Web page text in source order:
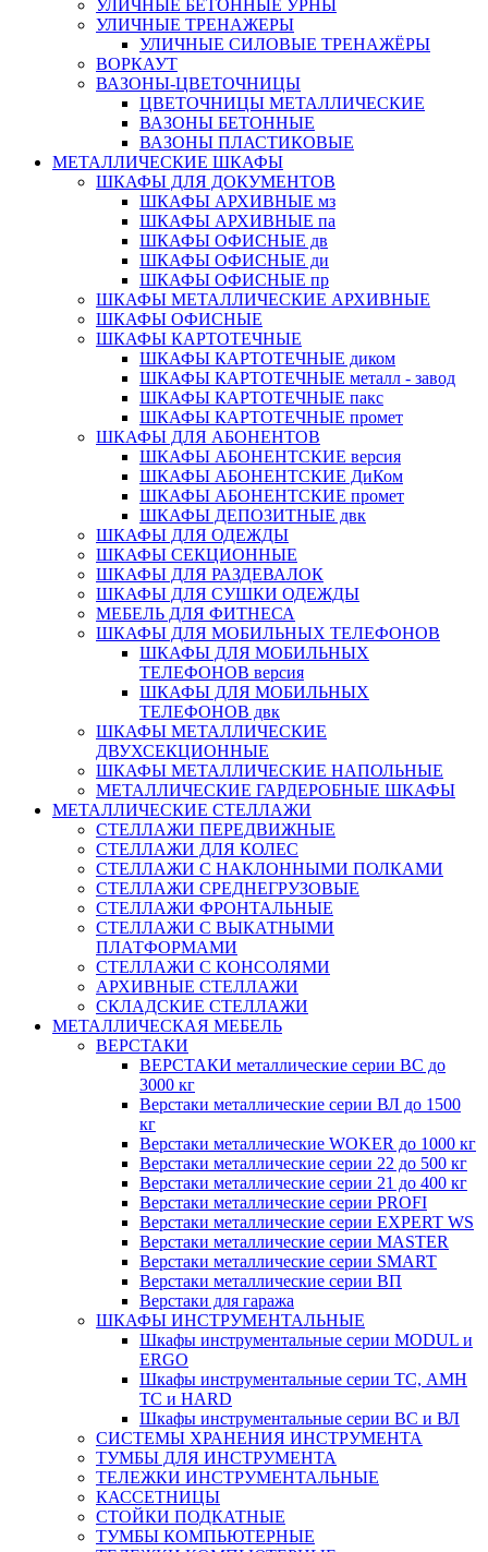
УЛИЧНЫЕ БЕТОННЫЕ УРНЫ
УЛИЧНЫЕ ТРЕНАЖЕРЫ
УЛИЧНЫЕ СИЛОВЫЕ ТРЕНАЖЁРЫ
ВОРКАУТ
ВАЗОНЫ-ЦВЕТОЧНИЦЫ
ЦВЕТОЧНИЦЫ МЕТАЛЛИЧЕСКИЕ
ВАЗОНЫ БЕТОННЫЕ
ВАЗОНЫ ПЛАСТИКОВЫЕ
МЕТАЛЛИЧЕСКИЕ ШКАФЫ
ШКАФЫ ДЛЯ ДОКУМЕНТОВ
ШКАФЫ АРХИВНЫЕ мз
ШКАФЫ АРХИВНЫЕ па
ШКАФЫ ОФИСНЫЕ дв
ШКАФЫ ОФИСНЫЕ ди
ШКАФЫ ОФИСНЫЕ пр
ШКАФЫ МЕТАЛЛИЧЕСКИЕ АРХИВНЫЕ
ШКАФЫ ОФИСНЫЕ
ШКАФЫ КАРТОТЕЧНЫЕ
ШКАФЫ КАРТОТЕЧНЫЕ диком
ШКАФЫ КАРТОТЕЧНЫЕ металл - завод
ШКАФЫ КАРТОТЕЧНЫЕ пакс
ШКАФЫ КАРТОТЕЧНЫЕ промет
ШКАФЫ ДЛЯ АБОНЕНТОВ
ШКАФЫ АБОНЕНТСКИЕ версия
ШКАФЫ АБОНЕНТСКИЕ ДиКом
ШКАФЫ АБОНЕНТСКИЕ промет
ШКАФЫ ДЕПОЗИТНЫЕ двк
ШКАФЫ ДЛЯ ОДЕЖДЫ
ШКАФЫ СЕКЦИОННЫЕ
ШКАФЫ ДЛЯ РАЗДЕВАЛОК
ШКАФЫ ДЛЯ СУШКИ ОДЕЖДЫ
МЕБЕЛЬ ДЛЯ ФИТНЕСА
ШКАФЫ ДЛЯ МОБИЛЬНЫХ ТЕЛЕФОНОВ
ШКАФЫ ДЛЯ МОБИЛЬНЫХ
ТЕЛЕФОНОВ версия
ШКАФЫ ДЛЯ МОБИЛЬНЫХ
ТЕЛЕФОНОВ двк
ШКАФЫ МЕТАЛЛИЧЕСКИЕ
ДВУХСЕКЦИОННЫЕ
ШКАФЫ МЕТАЛЛИЧЕСКИЕ НАПОЛЬНЫЕ
МЕТАЛЛИЧЕСКИЕ ГАРДЕРОБНЫЕ ШКАФЫ
МЕТАЛЛИЧЕСКИЕ СТЕЛЛАЖИ
СТЕЛЛАЖИ ПЕРЕДВИЖНЫЕ
СТЕЛЛАЖИ ДЛЯ КОЛЕС
СТЕЛЛАЖИ С НАКЛОННЫМИ ПОЛКАМИ
СТЕЛЛАЖИ СРЕДНЕГРУЗОВЫЕ
СТЕЛЛАЖИ ФРОНТАЛЬНЫЕ
СТЕЛЛАЖИ С ВЫКАТНЫМИ
ПЛАТФОРМАМИ
СТЕЛЛАЖИ С КОНСОЛЯМИ
АРХИВНЫЕ СТЕЛЛАЖИ
СКЛАДСКИЕ СТЕЛЛАЖИ
МЕТАЛЛИЧЕСКАЯ МЕБЕЛЬ
ВЕРСТАКИ
ВЕРСТАКИ металлические серии ВС до
3000 кг
Верстаки металлические серии ВЛ до 1500
кг
Верстаки металлические WOKER до 1000 кг
Верстаки металлические серии 22 до 500 кг
Верстаки металлические серии 21 до 400 кг
Верстаки металлические серии PROFI
Верстаки металлические серии EXPERT WS
Верстаки металлические серии MASTER
Верстаки металлические серии SMART
Верстаки металлические серии ВП
Верстаки для гаража
ШКАФЫ ИНСТРУМЕНТАЛЬНЫЕ
Шкафы инструментальные серии MODUL и
ERGO
Шкафы инструментальные серии ТС, АМН
ТС и HARD
Шкафы инструментальные серии ВС и ВЛ
СИСТЕМЫ ХРАНЕНИЯ ИНСТРУМЕНТА
ТУМБЫ ДЛЯ ИНСТРУМЕНТА
ТЕЛЕЖКИ ИНСТРУМЕНТАЛЬНЫЕ
КАССЕТНИЦЫ
СТОЙКИ ПОДКАТНЫЕ
ТУМБЫ КОМПЬЮТЕРНЫЕ